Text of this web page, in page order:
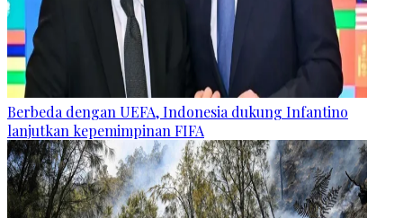
Berbeda dengan UEFA, Indonesia dukung Infantino
lanjutkan kepemimpinan FIFA